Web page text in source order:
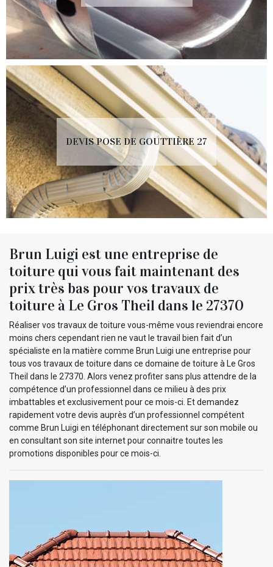
DEVIS POSE DE GOUTTIÈRE 27
Brun Luigi est une entreprise de
toiture qui vous fait maintenant des
prix très bas pour vos travaux de
toiture à Le Gros Theil dans le 27370
Réaliser vos travaux de toiture vous-même vous reviendrai encore
moins chers cependant rien ne vaut le travail bien fait d’un
spécialiste en la matière comme Brun Luigi une entreprise pour
tous vos travaux de toiture dans ce domaine de toiture à Le Gros
Theil dans le 27370. Alors venez profiter sans plus attendre de la
compétence d’un professionnel dans ce milieu à des prix
imbattables et exclusivement pour ce mois-ci. Et demandez
rapidement votre devis auprès d’un professionnel compétent
comme Brun Luigi en téléphonant directement sur son mobile ou
en consultant son site internet pour connaitre toutes les
promotions disponibles pour ce mois-ci.